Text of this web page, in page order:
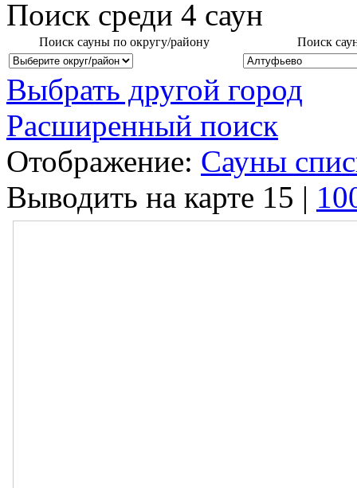
Поиск среди 4 саун
Поиск сауны по округу/району Поиск
Выбрать другой город
Расширенный поиск
Отображение: Сауны
Выводить на карте 15 |